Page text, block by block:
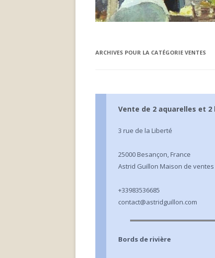
LA
LA
LA
SALONS
LES CARNETS DU PEINTRE
ARCHIVES POUR LA CATÉGORIE VENTES
Vente de 2 aquarelles et 2
3 rue de la Liberté
25000 Besançon, France
Astrid Guillon Maison de
+33983536685
contact@astridguillon.com
Bords de rivière